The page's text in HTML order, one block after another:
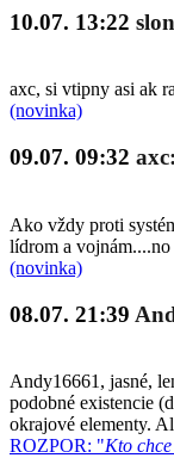
10.07. 13:22
axc, si vtipny asi ak
(novinka)
09.07. 09:32 axc:
Ako vždy proti
lídrom a vojnám....no
(novinka)
08.07. 21:39
Andy16661, jasné,
podobné existencie
okrajové elementy.
ROZPOR: "Kto